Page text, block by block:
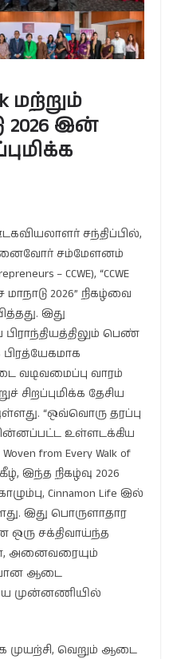
மற்றும்
2026 இன்
சந்திப்பில்,
சம்மேளனம்
– CCWE), “CCWE
மாநாடு 2026” நிகழ்வை
இது
பெண்
வடிவமைப்பு வாரம்
சிறப்புமிக்க தேசிய
“ஒவ்வொரு தரப்பு
உள்ளடக்கிய
from Every Walk of
இந்த நிகழ்வு 2026
Cinnamon Life இல்
இது பொருளாதார
ஒரு சக்திவாய்ந்த
அனைவரையும்
ஆடை
முன்னணியில்
முயற்சி, வெறும் ஆடை